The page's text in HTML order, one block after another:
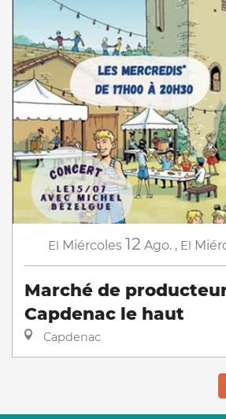
El Miércoles 12 Ago. , El
Marché de
Capdenac le haut
Capdenac